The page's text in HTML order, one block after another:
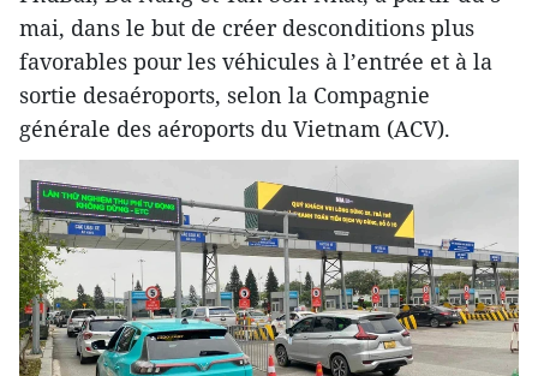
mai, dans le but de créer desconditions plus
favorables pour les véhicules à l’entrée et à la
sortie desaéroports, selon la Compagnie
générale des aéroports du Vietnam (ACV).